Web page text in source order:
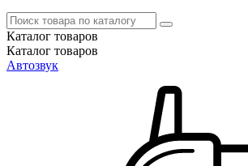
Каталог товаров
Каталог товаров
Автозвук